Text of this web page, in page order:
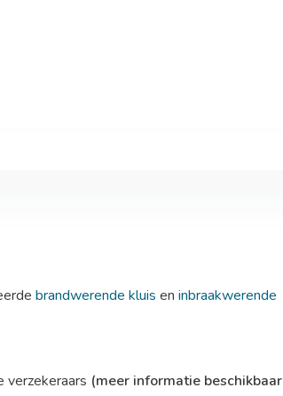
brandwerende kluis en inbraakwerende
verzekeraars (meer informatie beschikbaar